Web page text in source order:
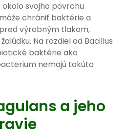
svojho povrchu
chrániť baktérie a
výrobným tlakom,
Na rozdiel od Bacillus
baktérie ako
nemajú takúto
a jeho